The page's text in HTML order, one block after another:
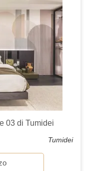
03 di Tumidei
Tumidei